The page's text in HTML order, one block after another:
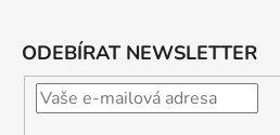
ODEBÍRAT NEWSLETTER